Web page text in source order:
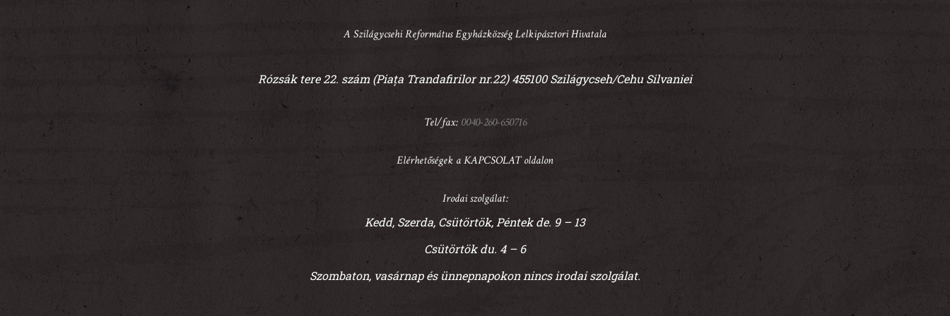
A Szilágycsehi Református Egyházközség Lelkipásztori Hivatala
Rózsák tere 22. szám (Piața Trandafirilor nr.22) 455100 Szilágycseh/Cehu Silvaniei
Tel/fax: 0040-260-650716
Elérhetőségek a KAPCSOLAT oldalon
Irodai szolgálat:
Kedd, Szerda, Csütörtök, Péntek de. 9 – 13
Csütörtök du. 4 – 6
Szombaton, vasárnap és ünnepnapokon nincs irodai szolgálat.